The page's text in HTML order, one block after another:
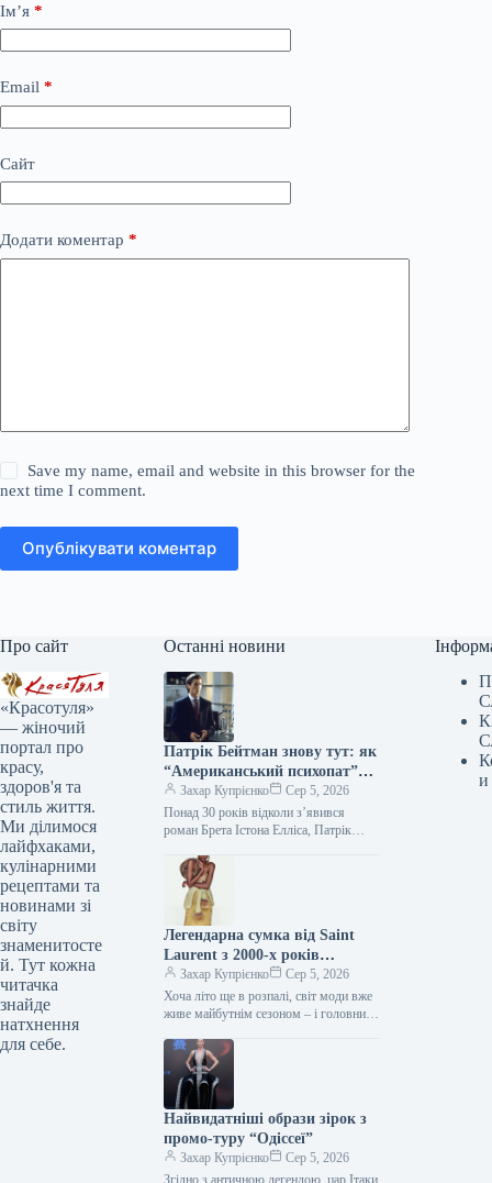
Ім’я *
Email *
Сайт
Додати коментар *
Save my name, email and website in this browser for the
next time I comment.
Опублікувати коментар
Про сайт
«Красотуля»
— жіночий
портал про
красу,
здоров'я та
стиль життя.
Ми ділимося
лайфхаками,
кулінарними
рецептами та
новинами зі
світу
знаменитосте
й. Тут кожна
читачка
знайде
натхнення
для себе.
Останні новини
Патрік Бейтман знову тут: як
“Американський психопат”
продовжує впливати на стиль
Захар Купрієнко
Сер 5, 2026
Понад 30 років відколи з’явився
роман Брета Істона Елліса, Патрік
найдискусійніших фігур у попкультурі.
Його бездоганні…
Легендарна сумка від Saint
Laurent з 2000-х років
повертається — і претендує на
звання головного аксесуара
осені 2026 року.
Захар Купрієнко
Сер 5, 2026
Хоча літо ще в розпалі, світ моди вже
живе майбутнім сезоном – і головний
почав з’являтися…
Найвидатніші образи зірок з
промо-туру “Одіссеї”
Захар Купрієнко
Сер 5, 2026
и